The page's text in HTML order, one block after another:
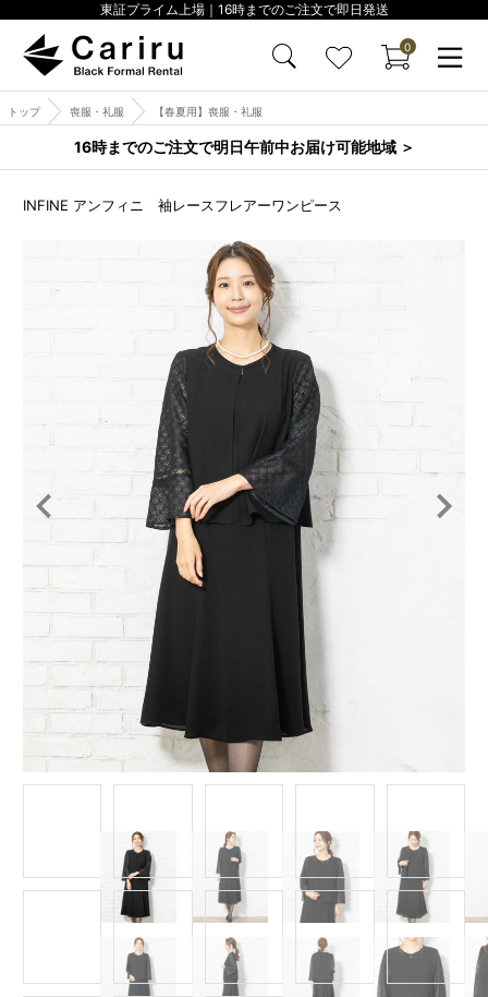
東証プライム上場｜16時までのご注文で即日発送
0
トップ 喪服・礼服 【春夏用】喪服・礼服
16時までのご注文で明日午前中お届け可能地域 ＞
INFINE アンフィニ 袖レースフレアーワンピース
Item